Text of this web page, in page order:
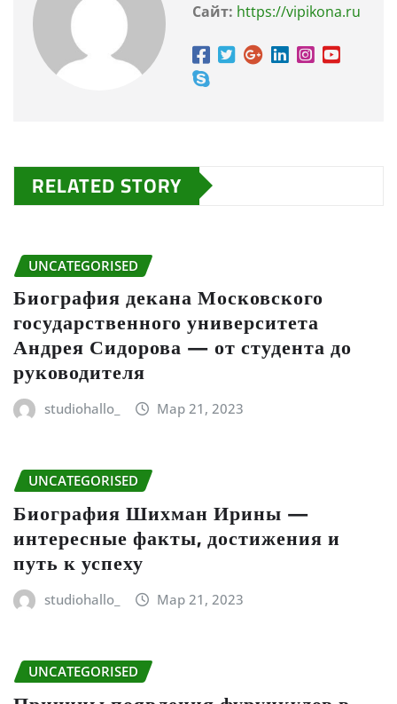
Сайт: https://vipikona.ru
RELATED STORY
UNCATEGORISED
Биография декана Московского
государственного университета
Андрея Сидорова — от студента до
руководителя
studiohallo_ Мар 21, 2023
UNCATEGORISED
Биография Шихман Ирины —
интересные факты, достижения и
путь к успеху
studiohallo_ Мар 21, 2023
UNCATEGORISED